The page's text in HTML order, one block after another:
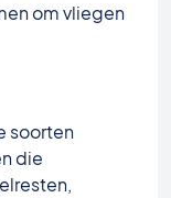
om vliegen
soorten
die